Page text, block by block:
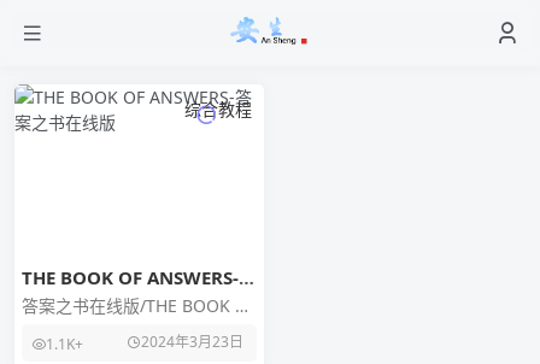
综合教程
THE BOOK OF ANSWERS-答
案之书在线版
答案之书在线版/THE BOOK OF
ANSWERS，又被称作解答之
书，理论上，它可以回答你心
1.1K+ 2024年3月23日